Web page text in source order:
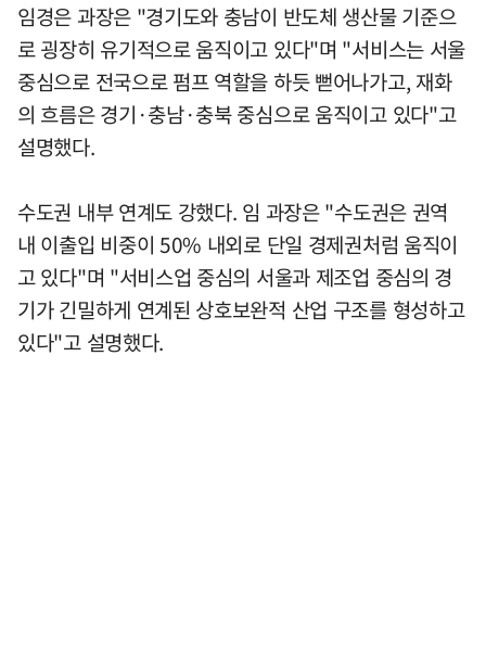
임경은 과장은 "경기도와 충남이 반도체 생산물 기준으
로 굉장히 유기적으로 움직이고 있다"며 "서비스는 서울
중심으로 전국으로 펌프 역할을 하듯 뻗어나가고, 재화
의 흐름은 경기·충남·충북 중심으로 움직이고 있다"고
설명했다.
수도권 내부 연계도 강했다. 임 과장은 "수도권은 권역
내 이출입 비중이 50% 내외로 단일 경제권처럼 움직이
고 있다"며 "서비스업 중심의 서울과 제조업 중심의 경
기가 긴밀하게 연계된 상호보완적 산업 구조를 형성하고
있다"고 설명했다.